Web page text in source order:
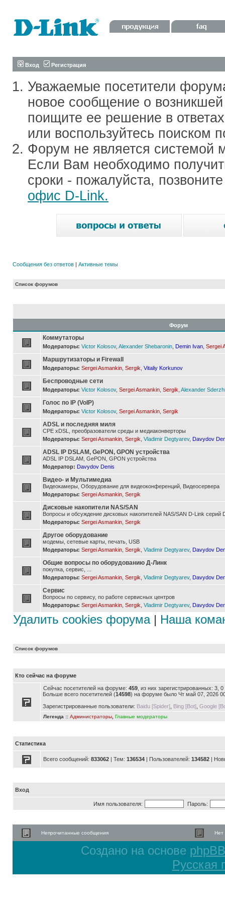
Вход Регистрация
Уважаемые посетители
новое сообщение о
поищите ее решение в
или воспользуйтесь поиском
Форум не является системой
Если Вам необходимо
сроки - пожалуйста,
офис D-Link.
Сообщения без ответов | Активные темы
Список форумов
Форум
Коммутаторы
Модераторы: Victor Kolosov, Alexander Shebaronin Demin Ivan Sergei
Маршрутизаторы и Firewall
Модераторы: Sergei Asmankin Sergik Vitaliy Korkunov
Беспроводные сети
Модераторы: Victor Kolosov, Sergei Asmankin Sergik Alexander
Голос по IP (VoIP)
Модераторы: Victor Kolosov, Sergei Asmankin Sergik
ADSL и последняя миля
CPE xDSL, преобразователи среды и медиаконверторы
Модераторы: Sergei Asmankin Sergik Vladimir Degtyarev, Davydov
ADSL IP DSLAM, GePON, GPON устройства
ADSL IP DSLAM, GePON, GPON устройства
Модератор: Davydov Denis
Видео- и Мультимедиа
Видеокамеры, Оборудование для видеоконференций, Видеосервера
Модераторы: Sergei Asmankin Sergik
Дисковые накопители NAS/SAN
Вопросы и обсуждение дисковых накопителей NAS/SAN D-Link серий
Модераторы: Sergei Asmankin Sergik
Другое оборудование
модемы, сетевые карты, печать, USB
Модераторы: Sergei Asmankin Sergik Vladimir Degtyarev, Davydov
Общие вопросы по оборудованию Д-Линк
покупка, сервис, ...
Модераторы: Sergei Asmankin Sergik Vladimir Degtyarev, Davydov
Сервис
Вопросы по сервису, по работе сервисных центров
Модераторы: Sergei Asmankin Sergik Vladimir Degtyarev, Davydov
Удалить cookies форума| Наша
Список форумов
Кто сейчас на форуме
Сейчас посетителей на форуме: 459 , из них зарегистрированных: 3,
Больше всего посетителей (14598) на форуме было Чт май 07, 2026
Зарегистрированные пользователи: Baidu [Spider] Bing [Bot] Google
Легенда :: Администраторы Главные модераторы
Статистика
Всего сообщений: 833062 | Тем: 136534 | Пользователей: 134582 |
Вход
Имя пользователя: Пароль:
Непрочитанные сообщения Нет
Создано на основе phpBB
Русская